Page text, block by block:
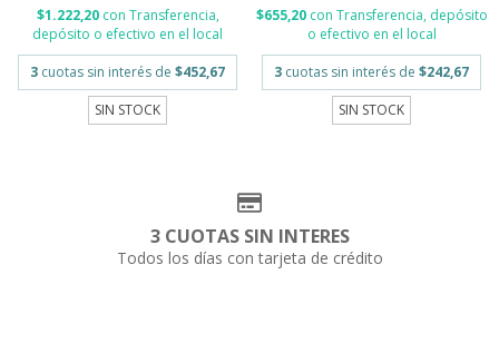
$1.222,20 con Transferencia,
depósito o efectivo en el local
3 cuotas sin interés de $452,67
SIN STOCK
$655,20 con Transferencia, depósito
o efectivo en el local
3 cuotas sin interés de $242,67
SIN STOCK
3 CUOTAS SIN INTERES
Todos los días con tarjeta de crédito